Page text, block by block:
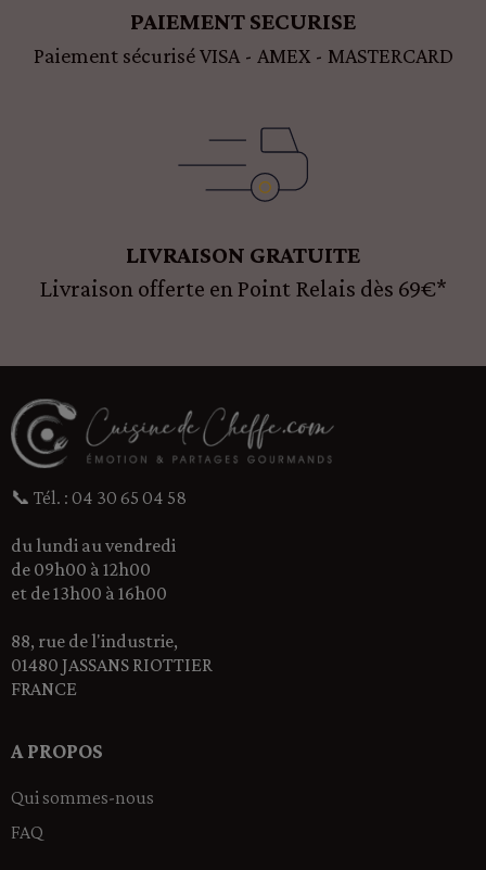
PAIEMENT SECURISE
Paiement sécurisé VISA - AMEX - MASTERCARD
LIVRAISON GRATUITE
Livraison offerte en Point Relais dès 69€*
📞 Tél. : 04 30 65 04 58
du lundi au vendredi
de 09h00 à 12h00
et de 13h00 à 16h00
88, rue de l'industrie,
01480 JASSANS RIOTTIER
FRANCE
A PROPOS
Qui sommes-nous
FAQ